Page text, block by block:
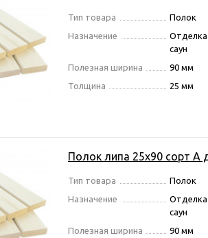
Тип товара
Полок
Назначение
Отделка
саун
Полезная ширина
90 мм
Толщина
25 мм
Полок липа 25х90 сорт А
Тип товара
Полок
Назначение
Отделка
саун
Полезная ширина
90 мм